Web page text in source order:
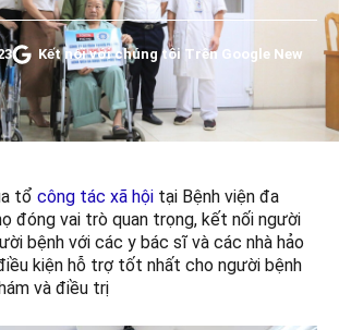
Kết nối với chúng tôi Trên Google New
tổ công tác xã hội tại Bệnh viện đa
đóng vai trò quan trọng, kết nối người
bệnh với các y bác sĩ và các nhà hảo
kiện hỗ trợ tốt nhất cho người bệnh
và điều trị